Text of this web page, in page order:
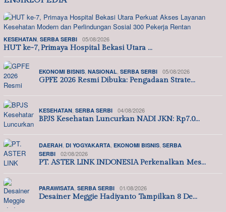
KESEHATAN, SERBA SERBI 05/08/2026
HUT ke-7, Primaya Hospital Bekasi Utara …
EKONOMI BISNIS, NASIONAL, SERBA SERBI 05/08/2026
GPFE 2026 Resmi Dibuka: Pengadaan Strate…
KESEHATAN, SERBA SERBI 04/08/2026
BPJS Kesehatan Luncurkan NADI JKN: Rp7.0…
DAERAH, DI YOGYAKARTA, EKONOMI BISNIS, SERBA
SERBI
02/08/2026
PT. ASTER LINK INDONESIA Perkenalkan Mes…
PARAWISATA, SERBA SERBI 01/08/2026
Desainer Meggie Hadiyanto Tampilkan 8 De…